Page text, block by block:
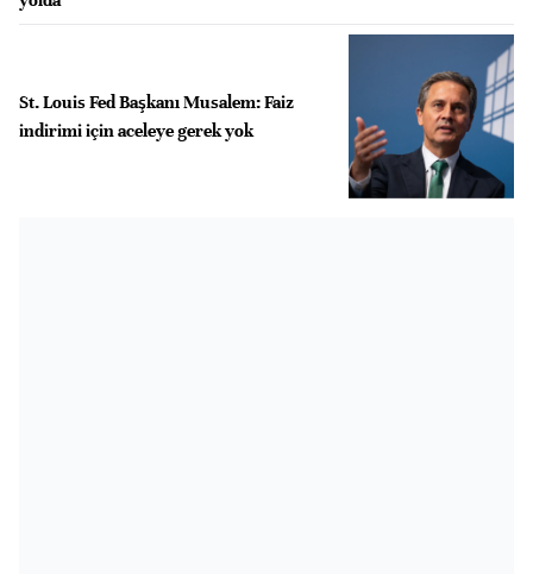
St. Louis Fed Başkanı Musalem: Faiz
indirimi için aceleye gerek yok